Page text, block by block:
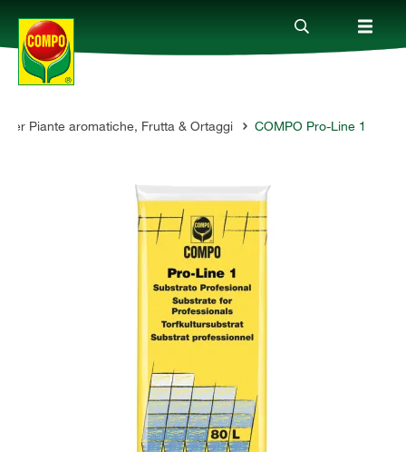
Prodotti
per Piante aromatiche, Frutta & Ortaggi COMPO Pro-Line 1